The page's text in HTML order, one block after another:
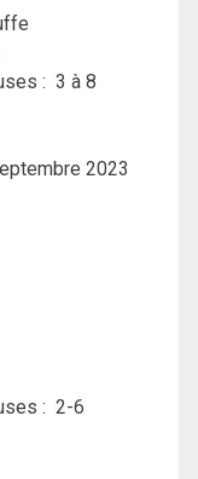
: 3 à 8
2023
: 2-6